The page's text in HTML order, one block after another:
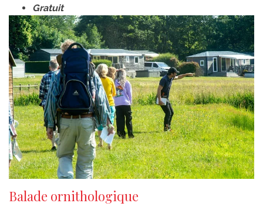
Gratuit
Balade ornithologique